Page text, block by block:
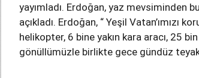
yayımladı. Erdoğan, yaz mevsiminden
açıkladı. Erdoğan, “ Yeşil Vatan’ımızı
helikopter, 6 bine yakın kara aracı, 25
gönüllümüzle birlikte gece gündüz